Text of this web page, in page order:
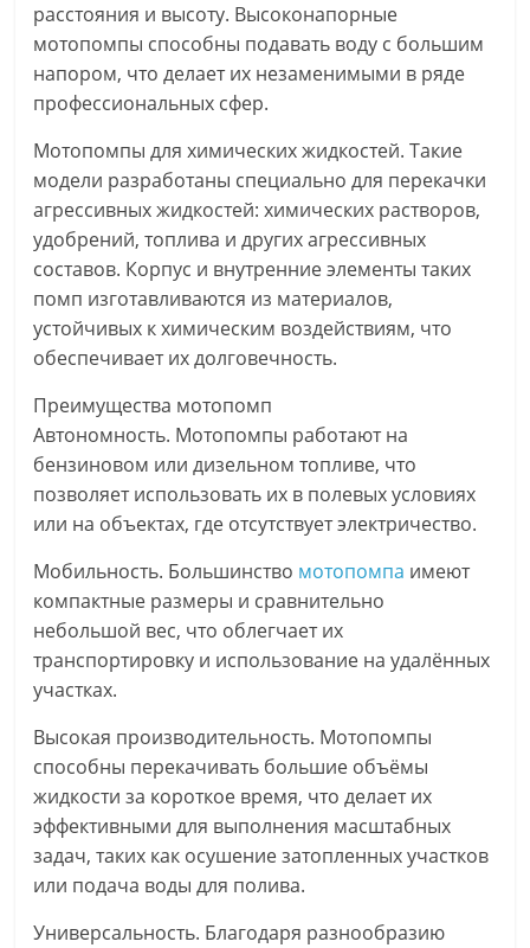
расстояния и высоту. Высоконапорные
мотопомпы способны подавать воду с большим
напором, что делает их незаменимыми в ряде
профессиональных сфер.
Мотопомпы для химических жидкостей. Такие
модели разработаны специально для перекачки
агрессивных жидкостей: химических растворов,
удобрений, топлива и других агрессивных
составов. Корпус и внутренние элементы таких
помп изготавливаются из материалов,
устойчивых к химическим воздействиям, что
обеспечивает их долговечность.
Преимущества мотопомп
Автономность. Мотопомпы работают на
бензиновом или дизельном топливе, что
позволяет использовать их в полевых условиях
или на объектах, где отсутствует электричество.
Мобильность. Большинство мотопомпа имеют
компактные размеры и сравнительно
небольшой вес, что облегчает их
транспортировку и использование на удалённых
участках.
Высокая производительность. Мотопомпы
способны перекачивать большие объёмы
жидкости за короткое время, что делает их
эффективными для выполнения масштабных
задач, таких как осушение затопленных участков
или подача воды для полива.
Универсальность. Благодаря разнообразию